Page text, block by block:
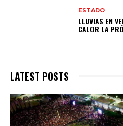
ESTADO
LLUVIAS EN
CALOR LA
LATEST POSTS